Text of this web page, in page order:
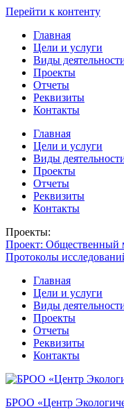
Перейти к контенту
Главная
Цели и услуги
Виды
Проекты
Отчеты
Реквизиты
Контакты
Главная
Цели и услуги
Виды
Проекты
Отчеты
Реквизиты
Контакты
Проекты:
Проект: Общественный
Протоколы
Главная
Цели и услуги
Виды
Проекты
Отчеты
Реквизиты
Контакты
БРОО «Центр